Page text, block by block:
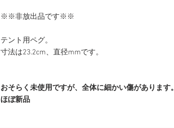
※※非放出品です※※
テント用ペグ。
寸法は23.2cm、直径mmです。
おそらく未使用ですが、全体に細かい傷があります。
ほぼ新品